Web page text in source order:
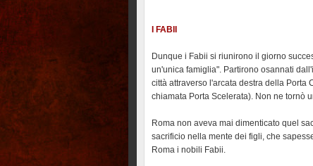
I FABII
Dunque i Fabii si riunirono il giorno
un'unica famiglia". Partirono osannati
città attraverso l'arcata destra della
chiamata Porta Scelerata). Non ne tornò
Roma non aveva mai dimenticato quel
sacrificio nella mente dei figli, che
Roma i nobili Fabii.